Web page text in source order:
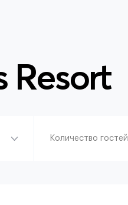
Resort
Количество гостей